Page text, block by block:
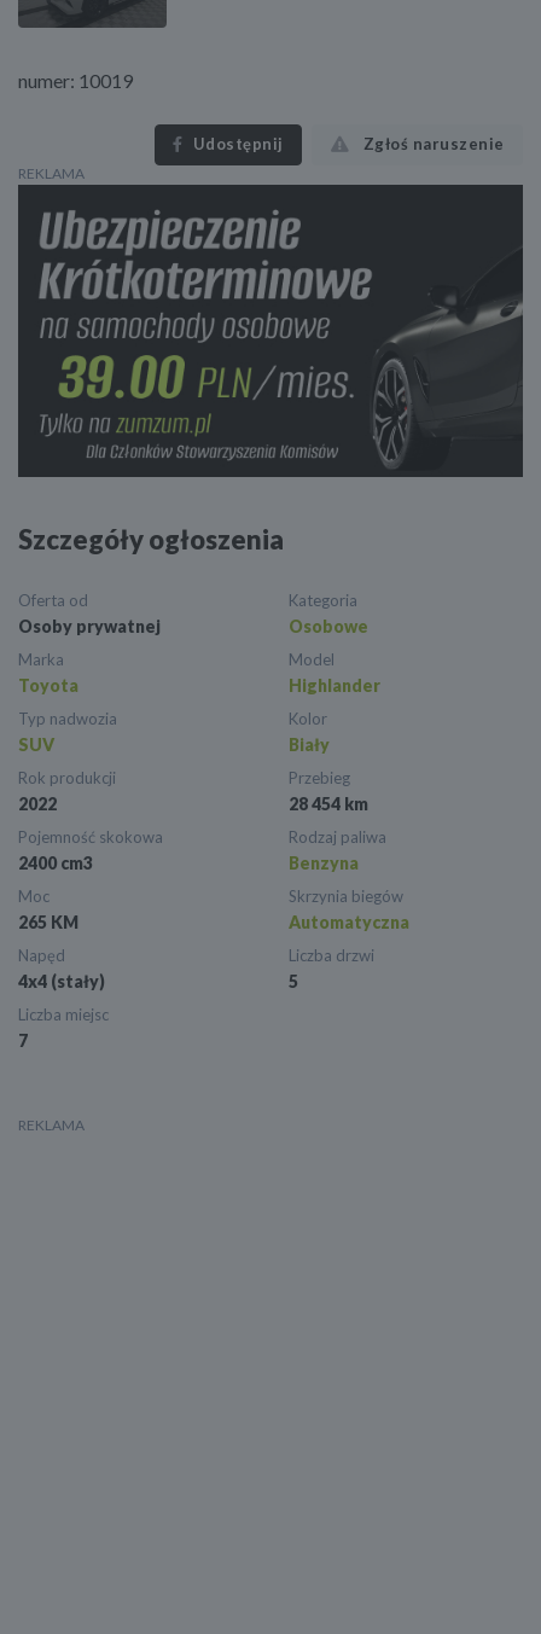
numer: 10019
Udostępnij Zgłoś naruszenie
REKLAMA
Szczegóły ogłoszenia
Oferta od
Osoby prywatnej
Kategoria
Osobowe
Marka
Toyota
Model
Highlander
Typ nadwozia
SUV
Kolor
Biały
Rok produkcji
2022
Przebieg
28 454 km
Pojemność skokowa
2400 cm3
Rodzaj paliwa
Benzyna
Moc
265 KM
Skrzynia biegów
Automatyczna
Napęd
4x4 (stały)
Liczba drzwi
5
Liczba miejsc
7